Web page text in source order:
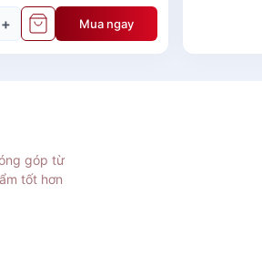
chạm khắc tỉ mỉ bởi các nghệ
tố gây hại, an toàn tuyệt đối cho
tầm, trang trí nhà bếp. Tô điểm cho
+ Mua ngay
góp từ
tốt hơn